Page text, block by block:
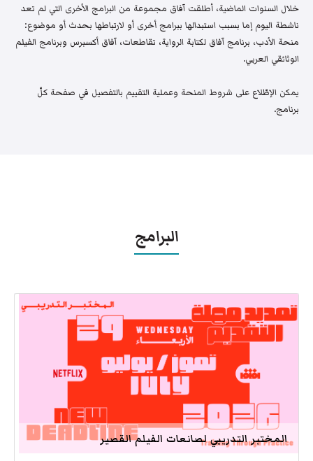
خلال السنوات الماضية، أطلقت آفاق مجموعة من البرامج الأخرى التي لم تعد
ناشطة اليوم إما بسبب استبدالها ببرامج أخرى أو لارتباطها بحدث أو موضوع:
منحة الأدب، برنامج آفاق لكتابة الرواية، تقاطعات، آفاق أكسبرس وبرنامج الفيلم
الوثائقي العربي.
يمكن الإطّلاع على شروط المنحة وعملية التقييم بالتفصيل في صفحة كلّ
برنامج.
البرامج
المختبر التدريبي لصانعات الفيلم القصير